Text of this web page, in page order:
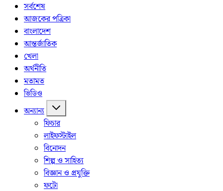
সর্বশেষ
আজকের পত্রিকা
বাংলাদেশ
আন্তর্জাতিক
খেলা
অর্থনীতি
মতামত
ভিডিও
অন্যান্য
ফিচার
লাইফস্টাইল
বিনোদন
শিল্প ও সাহিত্য
বিজ্ঞান ও প্রযুক্তি
ফটো